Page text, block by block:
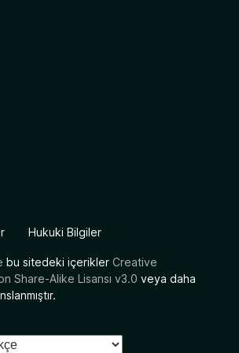
Hukuki Bilgiler
bu sitedeki içerikler Creative
Share-Alike Lisansı v3.0 veya daha